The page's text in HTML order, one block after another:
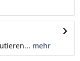
mehr